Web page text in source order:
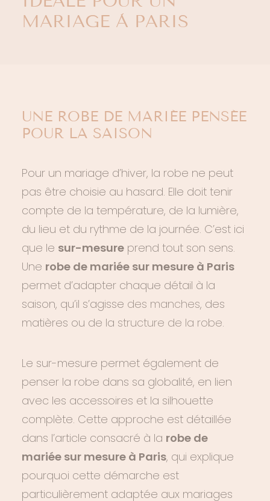
MARIAGE À PARIS
UNE ROBE DE MARIÉE PENSÉE
POUR LA SAISON
Pour un mariage d’hiver, la robe ne peut
pas être choisie au hasard. Elle doit tenir
compte de la température, de la lumière,
du lieu et du rythme de la journée. C’est ici
que le sur-mesure prend tout son sens.
Une robe de mariée sur mesure à Paris
permet d’adapter chaque détail à la
saison, qu’il s’agisse des manches, des
matières ou de la structure de la robe.
Le sur-mesure permet également de
penser la robe dans sa globalité, en lien
avec les accessoires et la silhouette
complète. Cette approche est détaillée
dans l’article consacré à la robe de
mariée sur mesure à Paris, qui explique
pourquoi cette démarche est
particulièrement adaptée aux mariages